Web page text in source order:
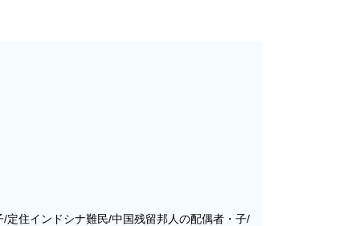
住インドシナ難民/中国残留邦人の配偶者・子/